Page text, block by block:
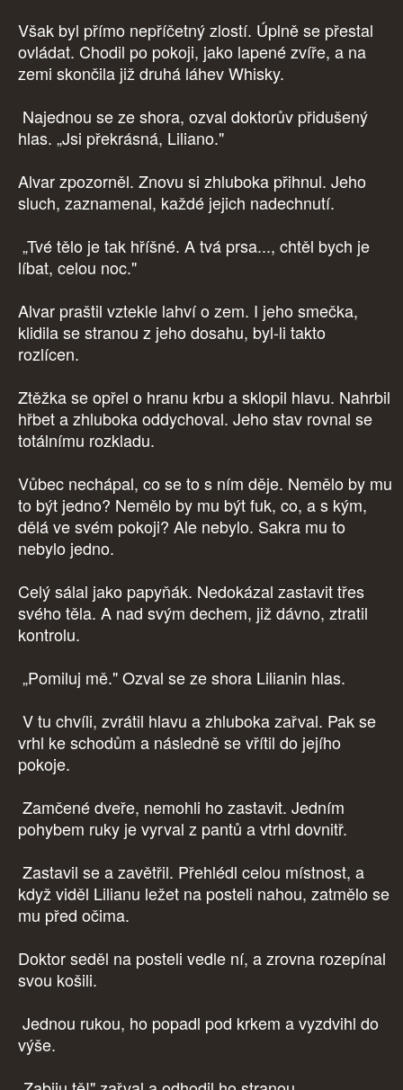
Však byl přímo nepříčetný zlostí. Úplně se přestal
ovládat. Chodil po pokoji, jako lapené zvíře, a na
zemi skončila již druhá láhev Whisky.
Najednou se ze shora, ozval doktorův přidušený
hlas. „Jsi překrásná, Liliano."
Alvar zpozorněl. Znovu si zhluboka přihnul. Jeho
sluch, zaznamenal, každé jejich nadechnutí.
„Tvé tělo je tak hříšné. A tvá prsa..., chtěl bych je
líbat, celou noc."
Alvar praštil vztekle lahví o zem. I jeho smečka,
klidila se stranou z jeho dosahu, byl-li takto
rozlícen.
Ztěžka se opřel o hranu krbu a sklopil hlavu. Nahrbil
hřbet a zhluboka oddychoval. Jeho stav rovnal se
totálnímu rozkladu.
Vůbec nechápal, co se to s ním děje. Nemělo by mu
to být jedno? Nemělo by mu být fuk, co, a s kým,
dělá ve svém pokoji? Ale nebylo. Sakra mu to
nebylo jedno.
Celý sálal jako papyňák. Nedokázal zastavit třes
svého těla. A nad svým dechem, již dávno, ztratil
kontrolu.
„Pomiluj mě." Ozval se ze shora Lilianin hlas.
V tu chvíli, zvrátil hlavu a zhluboka zařval. Pak se
vrhl ke schodům a následně se vřítil do jejího
pokoje.
Zamčené dveře, nemohli ho zastavit. Jedním
pohybem ruky je vyrval z pantů a vtrhl dovnitř.
Zastavil se a zavětřil. Přehlédl celou místnost, a
když viděl Lilianu ležet na posteli nahou, zatmělo se
mu před očima.
Doktor seděl na posteli vedle ní, a zrovna rozepínal
svou košili.
Jednou rukou, ho popadl pod krkem a vyzdvihl do
výše.